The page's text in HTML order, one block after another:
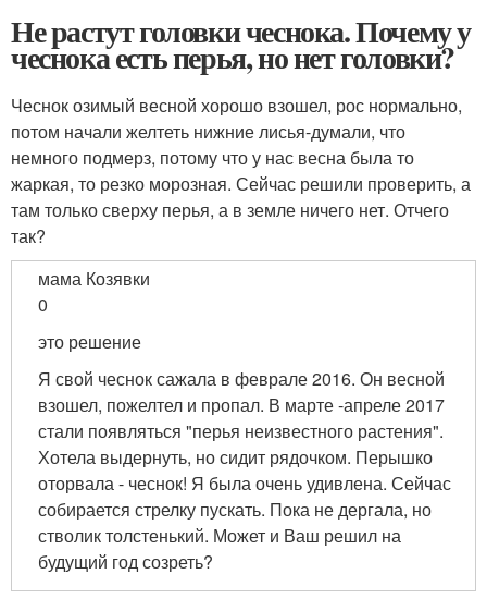
Не растут головки чеснока. Почему у
чеснока есть перья, но нет головки?
Чеснок озимый весной хорошо взошел, рос нормально,
потом начали желтеть нижние лисья-думали, что
немного подмерз, потому что у нас весна была то
жаркая, то резко морозная. Сейчас решили проверить, а
там только сверху перья, а в земле ничего нет. Отчего
так?
мама Козявки
0
это решение
Я свой чеснок сажала в феврале 2016. Он весной
взошел, пожелтел и пропал. В марте -апреле 2017
стали появляться "перья неизвестного растения".
Хотела выдернуть, но сидит рядочком. Перышко
оторвала - чеснок! Я была очень удивлена. Сейчас
собирается стрелку пускать. Пока не дергала, но
стволик толстенький. Может и Ваш решил на
будущий год созреть?